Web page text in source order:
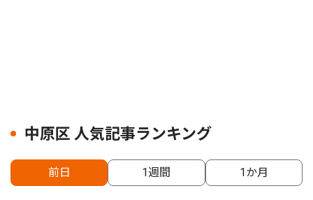
中原区 人気記事ランキング
前日 1週間 1か月